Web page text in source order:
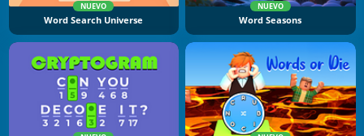
NUEVO
Word Search Universe
NUEVO
Word Seasons